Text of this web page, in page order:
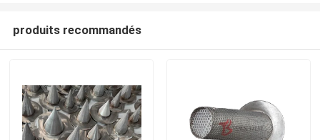
produits recommandés